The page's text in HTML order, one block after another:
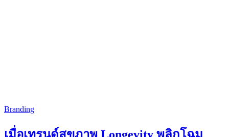
Branding
เมื่อเทรนด์สุขภาพ Longevity พลิกโฉม